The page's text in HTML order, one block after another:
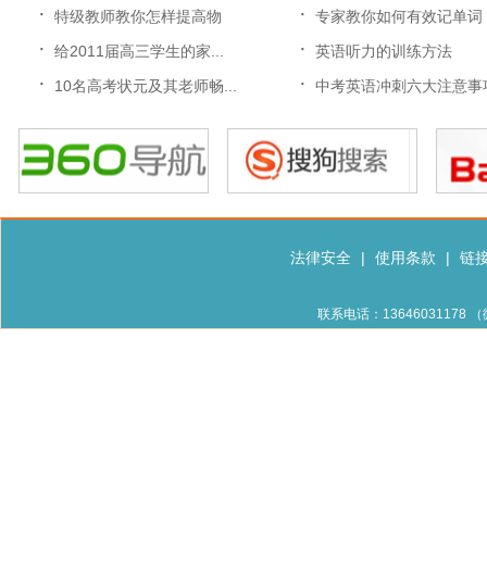
速...
· 特级教师教你怎样提高物
理...
· 给2011届高三学生的家...
· 10名高考状元及其老师畅...
中...
· 专家教你如何有效记单词
· 英语听力的训练方法
· 中考英语冲刺六大注意事
法律安全 | 使用条款 | 链
联系电话：13646031178